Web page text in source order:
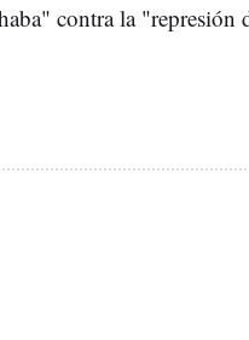
contra la "represión